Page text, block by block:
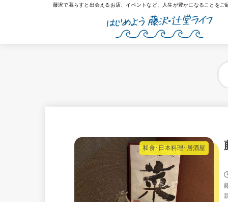
藤沢で暮らすと出会えるお店、イベントなど、人生が豊かになることをご
和食･日本料理･居酒屋